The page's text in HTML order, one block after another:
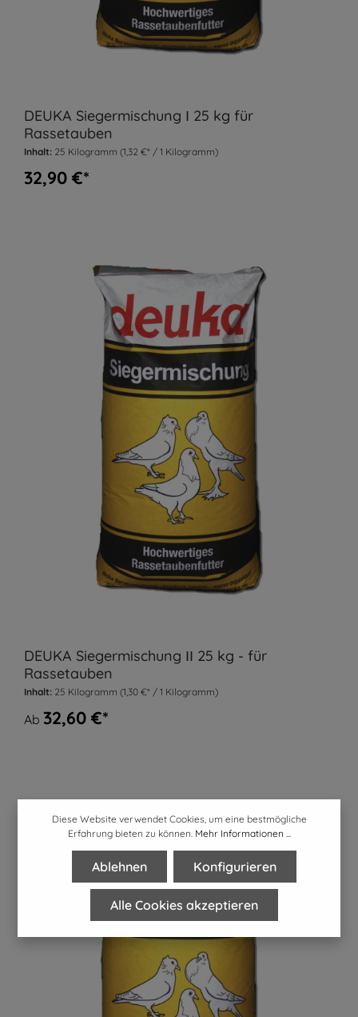
DEUKA Siegermischung Ι 25 kg für
Rassetauben
Inhalt: 25 Kilogramm (1,32 €* / 1 Kilogramm)
32,90 €*
DEUKA Siegermischung ΙΙ 25 kg - für
Rassetauben
Inhalt: 25 Kilogramm (1,30 €* / 1 Kilogramm)
Ab 32,60 €*
Diese Website verwendet Cookies, um eine bestmögliche
Erfahrung bieten zu können. Mehr Informationen ...
Ablehnen Konfigurieren
Alle Cookies akzeptieren